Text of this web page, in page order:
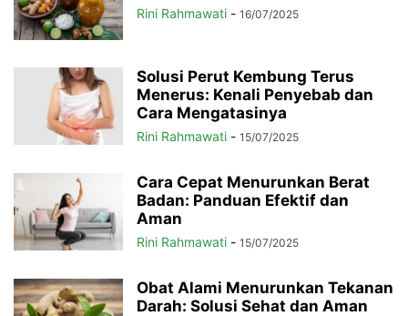
Rini Rahmawati - 16/07/2025
Solusi Perut Kembung Terus
Menerus: Kenali Penyebab dan
Cara Mengatasinya
Rini Rahmawati - 15/07/2025
Cara Cepat Menurunkan Berat
Badan: Panduan Efektif dan
Aman
Rini Rahmawati - 15/07/2025
Obat Alami Menurunkan Tekanan
Darah: Solusi Sehat dan Aman